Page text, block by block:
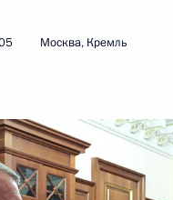
учёными-ядерщиками
Москва, Кремль